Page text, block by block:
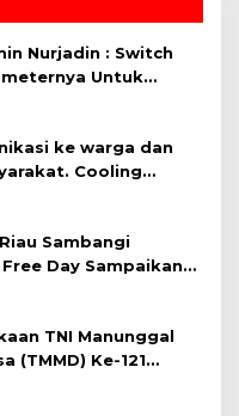
Nurjadin : Switch
Untuk
ke warga dan
Cooling
Polsek Rumbai,
dan Menjaga
Sambangi
Day Sampaikan
&
TNI Manunggal
(TMMD) Ke-121
2024) ?